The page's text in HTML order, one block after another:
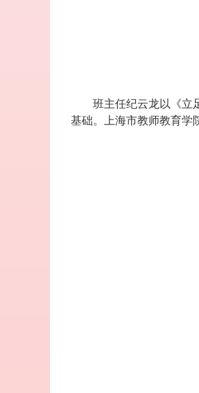
班主任纪云龙以《立
基础。上海市教师教育学